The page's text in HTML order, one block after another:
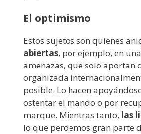
El optimismo
Estos sujetos son quienes
abiertas, por ejemplo, en
amenazas, que solo aportan
organizada
posible. Lo hacen
ostentar el mando o por
marque. Mientras tanto, las
lo que perdemos gran parte